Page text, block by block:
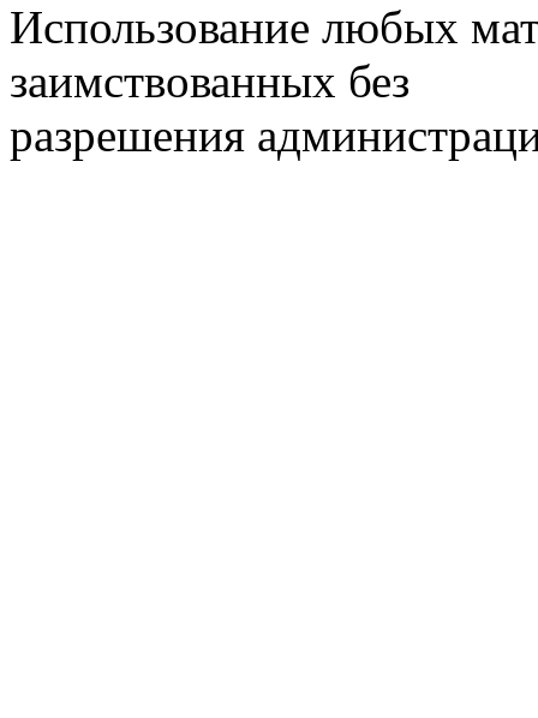
Использование любых
заимствованных без
разрешения